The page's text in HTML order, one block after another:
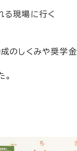
る現場に行く
のしくみや奨学金